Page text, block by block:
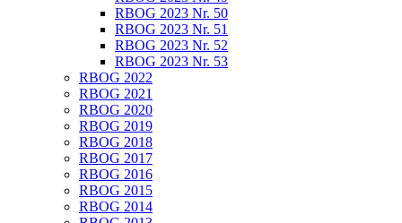
RBOG 2023 Nr. 50
RBOG 2023 Nr. 51
RBOG 2023 Nr. 52
RBOG 2023 Nr. 53
RBOG 2022
RBOG 2021
RBOG 2020
RBOG 2019
RBOG 2018
RBOG 2017
RBOG 2016
RBOG 2015
RBOG 2014